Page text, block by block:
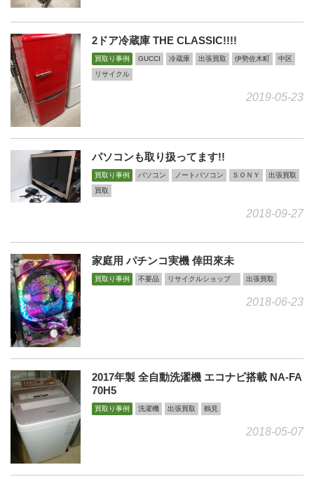
2ドア冷蔵庫 THE CLASSIC!!!!
買取り事例 GUCCI 冷蔵庫 出張買取 伊勢佐木町
中区
リサイクル
2019-05-23
パソコンも取り扱ってます!!
買取り事例 パソコン ノートパソコン ＳＯＮＹ
出張買取
買取
2018-09-27
家庭用 パチンコ実機 倖田來未
買取り事例 不要品 リサイクルショップ 出張買取
2018-06-23
2017年製 全自動洗濯機 エコナビ搭載 NA-FA
70H5
買取り事例 洗濯機 出張買取 鶴見
2018-05-07